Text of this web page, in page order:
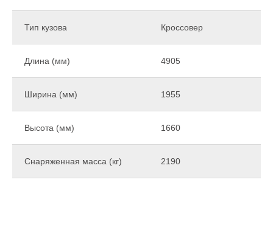
Тип кузова Кроссовер
Длина (мм) 4905
Ширина (мм) 1955
Высота (мм) 1660
Снаряженная масса (кг) 2190